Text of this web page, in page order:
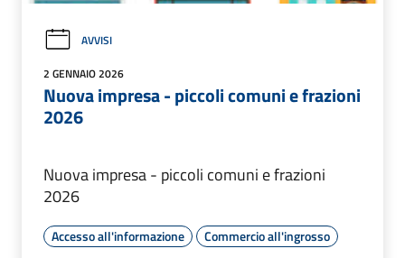
AVVISI
2 GENNAIO 2026
Nuova impresa - piccoli comuni e frazioni
2026
Nuova impresa - piccoli comuni e frazioni
2026
Accesso all'informazione Commercio all'ingrosso